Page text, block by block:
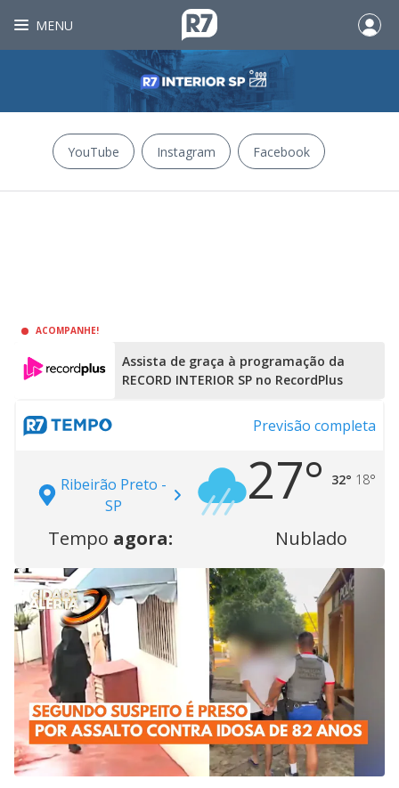
MENU
YouTube Instagram Facebook
ACOMPANHE!
Assista de graça à programação da
RECORD INTERIOR SP no RecordPlus
Previsão completa
Ribeirão Preto -
SP
Tempo agora:
27° 32° 18°
Nublado